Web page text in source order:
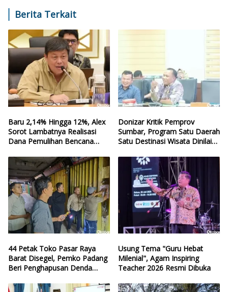
Berita Terkait
Baru 2,14% Hingga 12%, Alex
Sorot Lambatnya Realisasi
Dana Pemulihan Bencana
Donizar Kritik Pemprov
Sumbar, Program Satu Daerah
Satu Destinasi Wisata Dinilai
44 Petak Toko Pasar Raya
Barat Disegel, Pemko Padang
Beri Penghapusan Denda
Usung Tema "Guru Hebat
Milenial", Agam Inspiring
Teacher 2026 Resmi Dibuka